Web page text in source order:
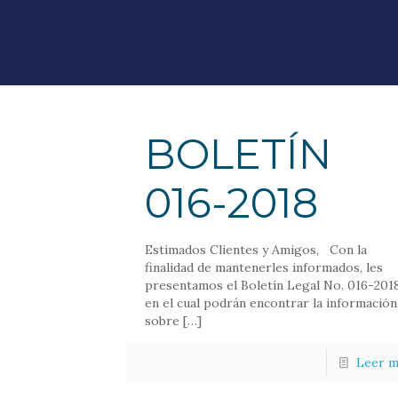
BOLETÍN
016-2018
Estimados Clientes y Amigos, Con la
finalidad de mantenerles informados, les
presentamos el Boletín Legal No. 016-
en el cual podrán encontrar la información
sobre […]
Leer